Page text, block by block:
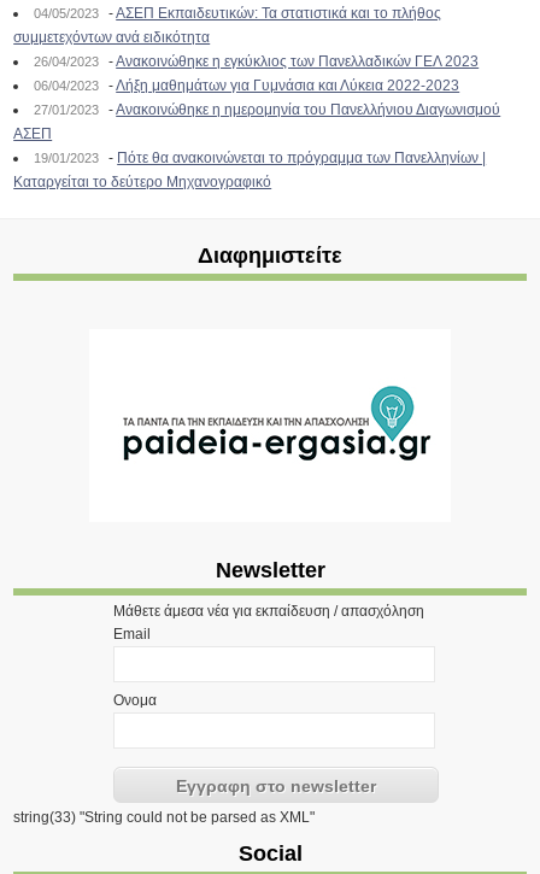
04/05/2023 -ΑΣΕΠ Εκπαιδευτικών: Τα στατιστικά και το πλήθος
συμμετεχόντων ανά ειδικότητα
26/04/2023 -Ανακοινώθηκε η εγκύκλιος των Πανελλαδικών ΓΕΛ 2023
06/04/2023 -Λήξη μαθημάτων για Γυμνάσια και Λύκεια 2022-2023
27/01/2023 -Ανακοινώθηκε η ημερομηνία του Πανελλήνιου Διαγωνισμού
ΑΣΕΠ
19/01/2023 - Πότε θα ανακοινώνεται το πρόγραμμα των Πανελληνίων |
Καταργείται το δεύτερο Μηχανογραφικό
Διαφημιστείτε
Newsletter
Μάθετε άμεσα νέα για εκπαίδευση / απασχόληση
Email
Ονομα
string(33) "String could not be parsed as XML"
Social